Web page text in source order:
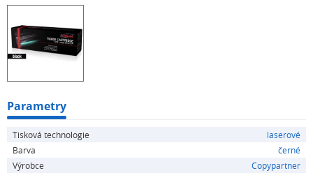
Parametry
Tisková technologie
laserové
Barva
černé
Výrobce
Copypartner